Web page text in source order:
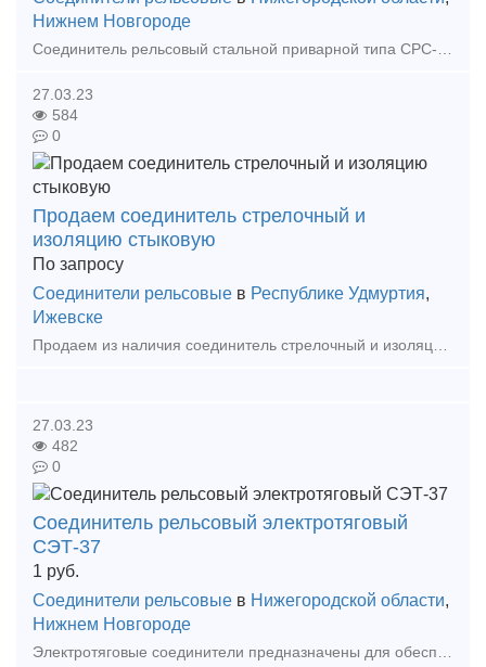
Нижнем Новгороде
27.03.23
584
0
Продаем соединитель стрелочный и
изоляцию стыковую
По запросу
Соединители рельсовые в Республике Удмуртия,
Ижевске
27.03.23
482
0
Соединитель рельсовый электротяговый
СЭТ-37
1 руб.
Соединители рельсовые в Нижегородской области,
Нижнем Новгороде
Электротяговые соединители предназначены для обеспечения без­опасности движения поездов и для эксплуатации в обратной рельсо­вой сети для пропуска тягового тока при электротяге постоянного